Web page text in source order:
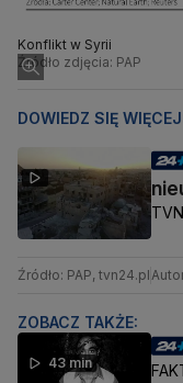
Konflikt w Syrii
Źródło zdjęcia: PAP
DOWIEDZ SIĘ
Źródło: PAP, tvn24.pl
ZOBACZ TAKŻE:
43 min